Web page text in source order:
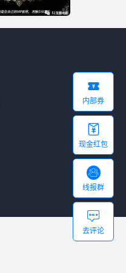

内部券

现金红包

线报群

去评论